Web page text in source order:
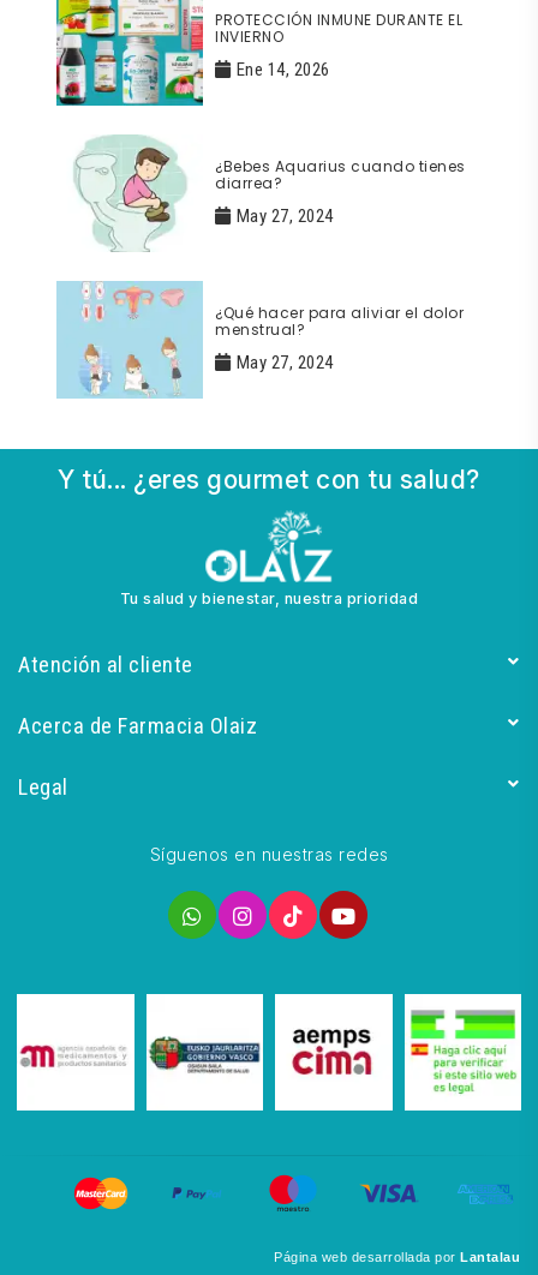
PROTECCIÓN INMUNE DURANTE EL
INVIERNO
Ene 14, 2026
¿Bebes Aquarius cuando tienes
diarrea?
May 27, 2024
¿Qué hacer para aliviar el dolor
menstrual?
May 27, 2024
Y tú... ¿eres gourmet con tu salud?
Tu salud y bienestar, nuestra prioridad
Atención al cliente
Acerca de Farmacia Olaiz
Legal
Síguenos en nuestras redes
Página web desarrollada por Lantalau